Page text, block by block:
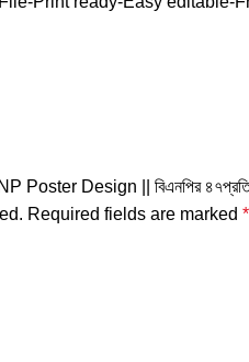
Design || বিএনপির ৪৭প্রতিষ্ঠা
Required fields are marked *